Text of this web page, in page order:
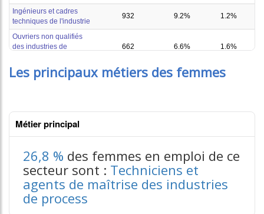
Les principaux métiers des femmes
Métier principal
26,8 % des femmes en emploi de ce
secteur sont : Techniciens et
agents de maîtrise des industries
de process